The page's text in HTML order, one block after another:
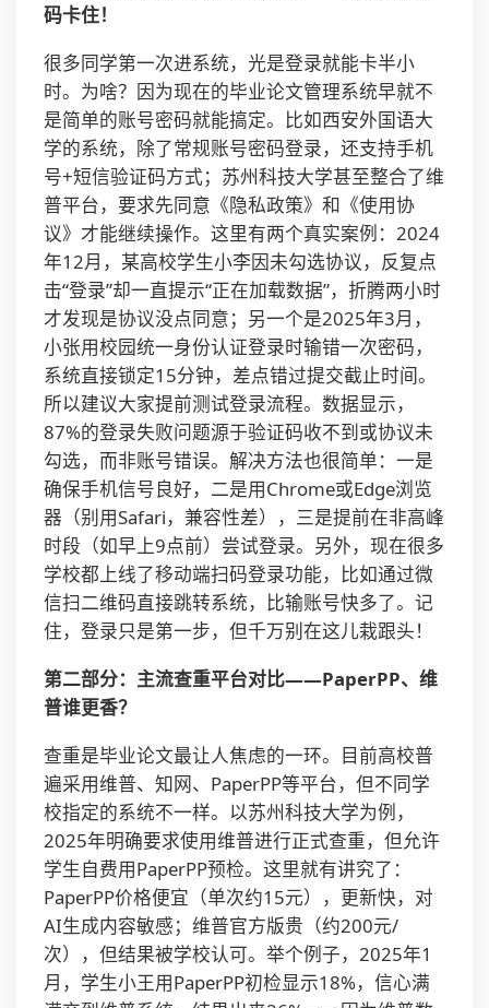
码卡住！
很多同学第一次进系统，光是登录就能卡半小
时。为啥？因为现在的毕业论文管理系统早就不
是简单的账号密码就能搞定。比如西安外国语大
学的系统，除了常规账号密码登录，还支持手机
号+短信验证码方式；苏州科技大学甚至整合了维
普平台，要求先同意《隐私政策》和《使用协
议》才能继续操作。这里有两个真实案例：2024
年12月，某高校学生小李因未勾选协议，反复点
击“登录”却一直提示“正在加载数据”，折腾两小时
才发现是协议没点同意；另一个是2025年3月，
小张用校园统一身份认证登录时输错一次密码，
系统直接锁定15分钟，差点错过提交截止时间。
所以建议大家提前测试登录流程。数据显示，
87%的登录失败问题源于验证码收不到或协议未
勾选，而非账号错误。解决方法也很简单：一是
确保手机信号良好，二是用Chrome或Edge浏览
器（别用Safari，兼容性差），三是提前在非高峰
时段（如早上9点前）尝试登录。另外，现在很多
学校都上线了移动端扫码登录功能，比如通过微
信扫二维码直接跳转系统，比输账号快多了。记
住，登录只是第一步，但千万别在这儿栽跟头！
第二部分：主流查重平台对比——PaperPP、维
普谁更香？
查重是毕业论文最让人焦虑的一环。目前高校普
遍采用维普、知网、PaperPP等平台，但不同学
校指定的系统不一样。以苏州科技大学为例，
2025年明确要求使用维普进行正式查重，但允许
学生自费用PaperPP预检。这里就有讲究了：
PaperPP价格便宜（单次约15元），更新快，对
AI生成内容敏感；维普官方版贵（约200元/
次），但结果被学校认可。举个例子，2025年1
月，学生小王用PaperPP初检显示18%，信心满